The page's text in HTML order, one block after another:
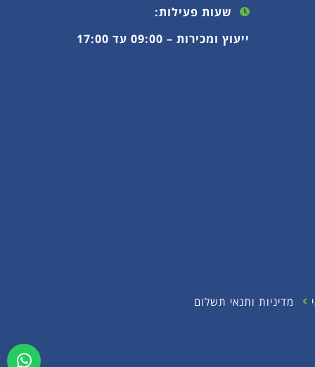
שעות פעילות:
ייעוץ ומכירות – 09:00 עד 17:00
מדיניות ותנאי תשלום